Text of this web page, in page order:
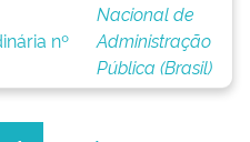
nº
Nacional de
Administração
Pública (Brasil)